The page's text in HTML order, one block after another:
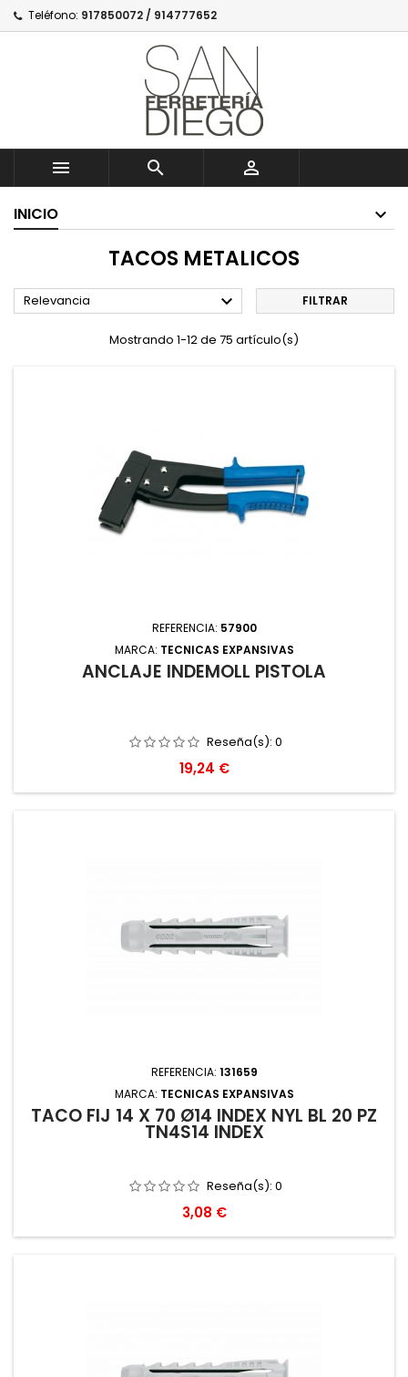
Teléfono: 917850072 / 914777652
  
INICIO
TACOS METALICOS
Relevancia  FILTRAR
Mostrando 1-12 de 75 artículo(s)
REFERENCIA: 57900
MARCA: TECNICAS EXPANSIVAS
ANCLAJE INDEMOLL PISTOLA
Reseña(s): 0
Precio
19,24 €
REFERENCIA: 131659
MARCA: TECNICAS EXPANSIVAS
TACO FIJ 14 X 70 Ø14 INDEX NYL BL 20 PZ
TN4S14 INDEX
Reseña(s): 0
Precio
3,08 €